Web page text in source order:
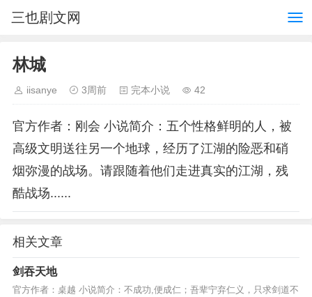
三也剧文网
林城
iisanye 3周前 完本小说 42
官方作者：刚会 小说简介：五个性格鲜明的人，被
高级文明送往另一个地球，经历了江湖的险恶和硝
烟弥漫的战场。请跟随着他们走进真实的江湖，残
酷战场......
相关文章
剑吞天地
官方作者：桌越 小说简介：不成功,便成仁；吾辈宁弃仁义，只求剑道不